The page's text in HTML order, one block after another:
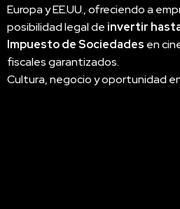
Europa y EE.UU., ofreciendo a
posibilidad legal de invertir
Impuesto de Sociedades en
fiscales garantizados.
Cultura, negocio y oportunidad